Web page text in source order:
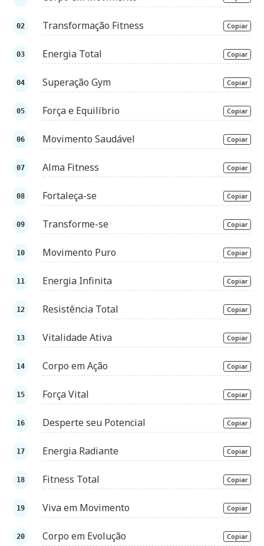
Transformação Fitness Copiar
Energia Total Copiar
Superação Gym Copiar
Força e Equilíbrio Copiar
Movimento Saudável Copiar
Alma Fitness Copiar
Fortaleça-se Copiar
Transforme-se Copiar
Movimento Puro Copiar
Energia Infinita Copiar
Resistência Total Copiar
Vitalidade Ativa Copiar
Corpo em Ação Copiar
Força Vital Copiar
Desperte seu Potencial Copiar
Energia Radiante Copiar
Fitness Total Copiar
Viva em Movimento Copiar
Corpo em Evolução Copiar